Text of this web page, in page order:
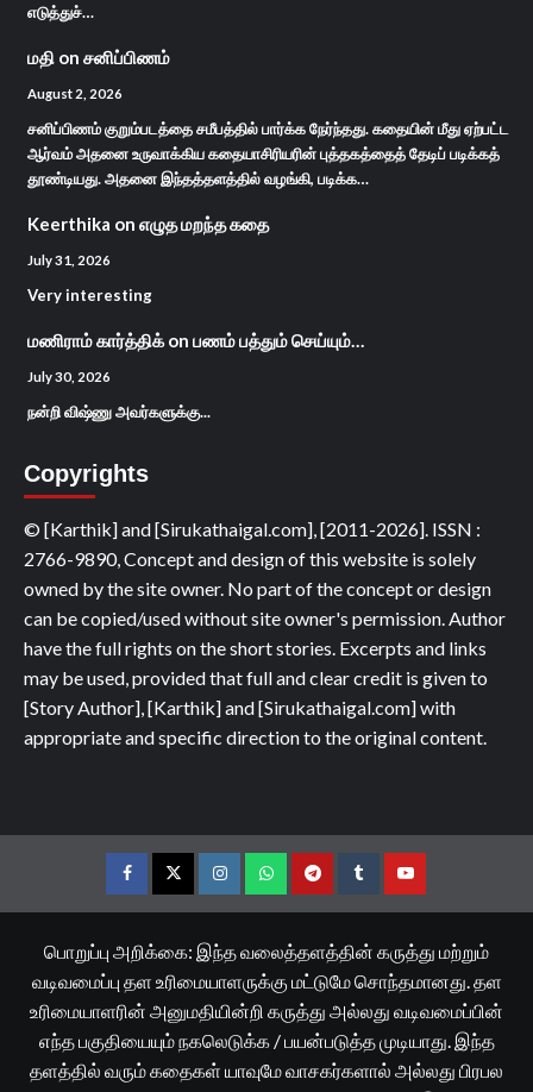
எடுத்துச்…
மதி on சனிப்பிணம்
August 2, 2026
சனிப்பிணம் குறும்படத்தை சமீபத்தில் பார்க்க நேர்ந்தது. கதையின் மீது ஏற்பட்ட
ஆர்வம் அதனை உருவாக்கிய கதையாசிரியரின் புத்தகத்தைத் தேடிப் படிக்கத்
தூண்டியது. அதனை இந்தத்தளத்தில் வழங்கி, படிக்க…
Keerthika on எழுத மறந்த கதை
July 31, 2026
Very interesting
மணிராம் கார்த்திக்on பணம் பத்தும் செய்யும்…
July 30, 2026
நன்றி விஷ்ணு அவர்களுக்கு...
Copyrights
© [Karthik] and [Sirukathaigal.com], [2011-2026]. ISSN :
2766-9890, Concept and design of this website is solely
owned by the site owner. No part of the concept or design
can be copied/used without site owner's permission. Author
have the full rights on the short stories. Excerpts and links
may be used, provided that full and clear credit is given to
[Story Author], [Karthik] and [Sirukathaigal.com] with
appropriate and specific direction to the original content.
FacebookTwitterInstagramWhatsappTelegramTumblrYouTube
பொறுப்பு அறிக்கை: இந்த வலைத்தளத்தின் கருத்து மற்றும்
வடிவமைப்பு தள உரிமையாளருக்கு மட்டுமே சொந்தமானது. தள
உரிமையாளரின் அனுமதியின்றி கருத்து அல்லது வடிவமைப்பின்
எந்த பகுதியையும் நகலெடுக்க / பயன்படுத்த முடியாது. இந்த
தளத்தில் வரும் கதைகள் யாவுமே வாசகர்களால் அல்லது பிரபல